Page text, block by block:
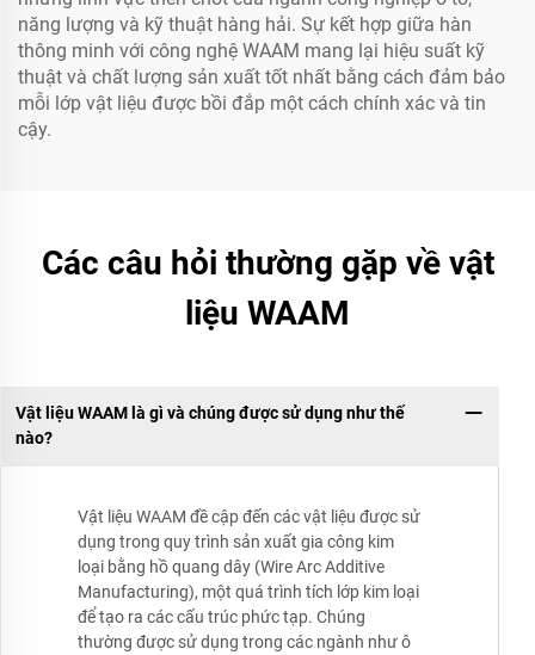
năng lượng và kỹ thuật hàng hải. Sự kết hợp giữa hàn
thông minh với công nghệ WAAM mang lại hiệu suất kỹ
thuật và chất lượng sản xuất tốt nhất bằng cách đảm bảo
mỗi lớp vật liệu được bồi đắp một cách chính xác và tin
cậy.
Các câu hỏi thường gặp về vật
liệu WAAM
Vật liệu WAAM là gì và chúng được sử dụng như thế
nào?
Vật liệu WAAM đề cập đến các vật liệu được sử
dụng trong quy trình sản xuất gia công kim
loại bằng hồ quang dây (Wire Arc Additive
Manufacturing), một quá trình tích lớp kim loại
để tạo ra các cấu trúc phức tạp. Chúng
thường được sử dụng trong các ngành như ô